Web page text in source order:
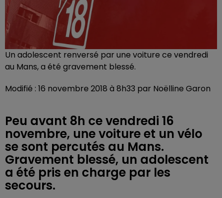
Un adolescent renversé par une voiture ce vendredi
au Mans, a été gravement blessé.
Modifié : 16 novembre 2018 à 8h33 par Noëlline Garon
Peu avant 8h ce vendredi 16
novembre, une voiture et un vélo
se sont percutés au Mans.
Gravement blessé, un adolescent
a été pris en charge par les
secours.